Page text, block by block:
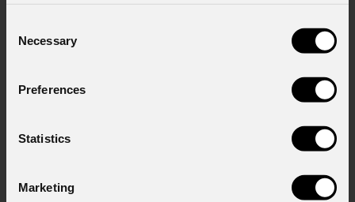
Selection
Necessary
Preferences
Statistics
Marketing
Flightcase per contenere 8 proiettori